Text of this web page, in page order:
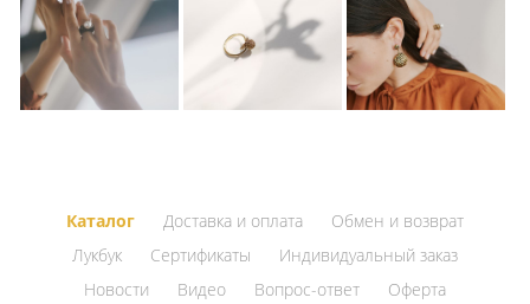
Каталог Доставка и оплата
Обмен и возврат
Лукбук
Сертификаты
Индивидуальный заказ
Новости
Видео Вопрос-ответ Оферта